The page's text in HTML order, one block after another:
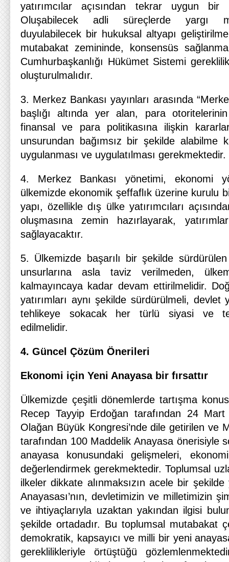
yatırımcılar açısından tekrar uygun bir
Oluşabilecek adli süreçlerde yargı
duyulabilecek bir hukuksal altyapı
mutabakat zemininde, konsensüs
Cumhurbaşkanlığı Hükümet Sistemi
oluşturulmalıdır.
3. Merkez Bankası yayınları arasında
başlığı altında yer alan, para
finansal ve para politikasına ilişkin
unsurundan bağımsız bir şekilde alabilme
uygulanması ve uygulatılması gerekmektedir.
4. Merkez Bankası yönetimi, ekonomi
ülkemizde ekonomik şeffaflık üzerine kurulu
yapı, özellikle dış ülke yatırımcıları
oluşmasına zemin hazırlayarak,
sağlayacaktır.
5. Ülkemizde başarılı bir şekilde
unsurlarına asla taviz verilmeden,
kalmayıncaya kadar devam ettirilmelidir.
yatırımları aynı şekilde sürdürülmeli, devlet
tehlikeye sokacak her türlü siyasi ve
edilmelidir.
4. Güncel Çözüm Önerileri
Ekonomi için Yeni Anayasa bir fırsattır
Ülkemizde çeşitli dönemlerde tartışma
Recep Tayyip Erdoğan tarafından 24
Olağan Büyük Kongresi’nde dile getirilen ve
tarafından 100 Maddelik Anayasa önerisiyle
anayasa konusundaki gelişmeleri,
değerlendirmek gerekmektedir. Toplumsal
ilkeler dikkate alınmaksızın acele bir
Anayasası’nın, devletimizin ve milletimizin
ve ihtiyaçlarıyla uzaktan yakından ilgisi
şekilde ortadadır. Bu toplumsal mutabakat
demokratik, kapsayıcı ve milli bir yeni
gereklilikleriyle örtüştüğü